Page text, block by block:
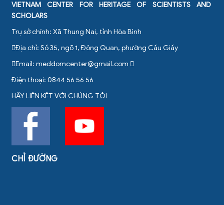
VIETNAM CENTER FOR HERITAGE OF SCIENTISTS AND
SCHOLARS
Trụ sở chính: Xã Thung Nai, tỉnh Hòa Bình
Địa chỉ: Số 35, ngõ 1, Đông Quan, phường Cầu Giấy
Email: meddomcenter@gmail.com
Điện thoại: 0844 56 56 56
HÃY LIÊN KẾT VỚI CHÚNG TÔI
CHỈ ĐƯỜNG